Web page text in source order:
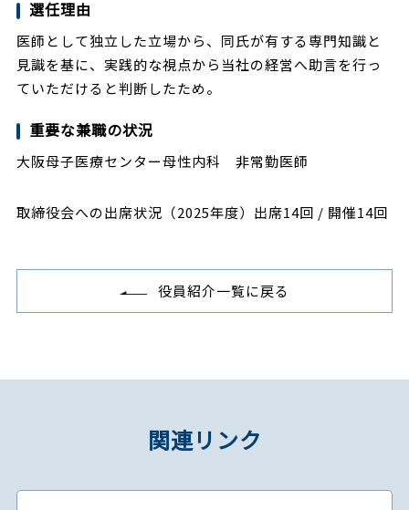
選任理由
医師として独立した立場から、同氏が有する専門知識と
見識を基に、実践的な視点から当社の経営へ助言を行っ
ていただけると判断したため。
重要な兼職の状況
大阪母子医療センター母性内科 非常勤医師
取締役会への出席状況（2025年度）出席14回 / 開催14回
役員紹介一覧に戻る
関連リンク